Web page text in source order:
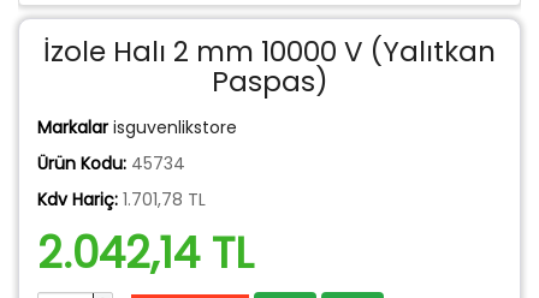
İzole Halı 2 mm 10000 V (Yalıtkan
Paspas)
Markalar isguvenlikstore
Ürün Kodu: 45734
Kdv Hariç: 1.701,78 TL
2.042,14 TL